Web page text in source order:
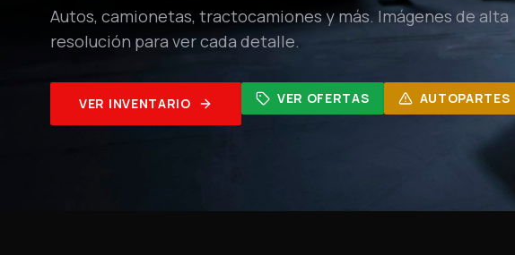
Autos, camionetas, tractocamiones y más. Imágenes de alta
resolución para ver cada detalle.
VER INVENTARIO VER OFERTAS AUTOPARTES